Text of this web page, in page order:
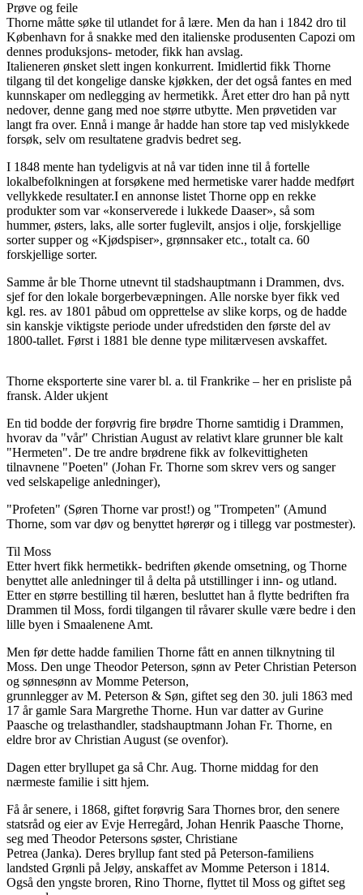
Prøve og feile
Thorne måtte søke til utlandet for å lære. Men da han i 1842 dro til
København for å snakke med den italienske produsenten Capozi om
dennes produksjons- metoder, fikk han avslag.
Italieneren ønsket slett ingen konkurrent. Imidlertid fikk Thorne
tilgang til det kongelige danske kjøkken, der det også fantes en med
kunnskaper om nedlegging av hermetikk. Året etter dro han på nytt
nedover, denne gang med noe større utbytte. Men prøvetiden var
langt fra over. Ennå i mange år hadde han store tap ved mislykkede
forsøk, selv om resultatene gradvis bedret seg.
I 1848 mente han tydeligvis at nå var tiden inne til å fortelle
lokalbefolkningen at forsøkene med hermetiske varer hadde medført
vellykkede resultater.I en annonse listet Thorne opp en rekke
produkter som var «konserverede i lukkede Daaser», så som
hummer, østers, laks, alle sorter fuglevilt, ansjos i olje, forskjellige
sorter supper og «Kjødspiser», grønnsaker etc., totalt ca. 60
forskjellige sorter.
Samme år ble Thorne utnevnt til stadshauptmann i Drammen, dvs.
sjef for den lokale borgerbevæpningen. Alle norske byer fikk ved
kgl. res. av 1801 påbud om opprettelse av slike korps, og de hadde
sin kanskje viktigste periode under ufredstiden den første del av
1800-tallet. Først i 1881 ble denne type militærvesen avskaffet.
Thorne eksporterte sine varer bl. a. til Frankrike – her en prisliste på
fransk. Alder ukjent
En tid bodde der forøvrig fire brødre Thorne samtidig i Drammen,
hvorav da "vår" Christian August av relativt klare grunner ble kalt
"Hermeten". De tre andre brødrene fikk av folkevittigheten
tilnavnene "Poeten" (Johan Fr. Thorne som skrev vers og sanger
ved selskapelige anledninger),
"Profeten" (Søren Thorne var prost!) og "Trompeten" (Amund
Thorne, som var døv og benyttet hørerør og i tillegg var postmester).
Til Moss
Etter hvert fikk hermetikk- bedriften økende omsetning, og Thorne
benyttet alle anledninger til å delta på utstillinger i inn- og utland.
Etter en større bestilling til hæren, besluttet han å flytte bedriften fra
Drammen til Moss, fordi tilgangen til råvarer skulle være bedre i den
lille byen i Smaalenene Amt.
Men før dette hadde familien Thorne fått en annen tilknytning til
Moss. Den unge Theodor Peterson, sønn av Peter Christian Peterson
og sønnesønn av Momme Peterson,
grunnlegger av M. Peterson & Søn, giftet seg den 30. juli 1863 med
17 år gamle Sara Margrethe Thorne. Hun var datter av Gurine
Paasche og trelasthandler, stadshauptmann Johan Fr. Thorne, en
eldre bror av Christian August (se ovenfor).
Dagen etter bryllupet ga så Chr. Aug. Thorne middag for den
nærmeste familie i sitt hjem.
Få år senere, i 1868, giftet forøvrig Sara Thornes bror, den senere
statsråd og eier av Evje Herregård, Johan Henrik Paasche Thorne,
seg med Theodor Petersons søster, Christiane
Petrea (Janka). Deres bryllup fant sted på Peterson-familiens
landsted Grønli på Jeløy, anskaffet av Momme Peterson i 1814.
Også den yngste broren, Rino Thorne, flyttet til Moss og giftet seg